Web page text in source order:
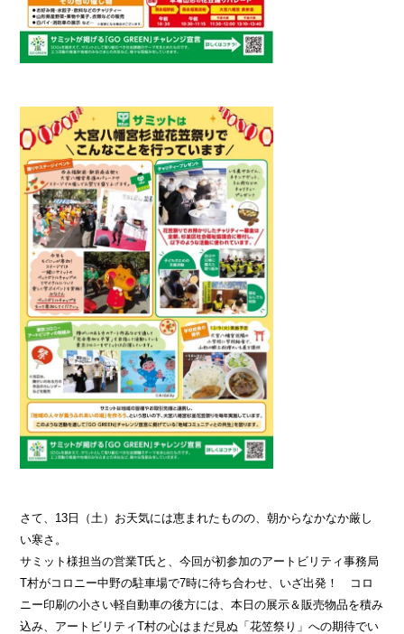
さて、13日（土）お天気には恵まれたものの、朝からなかなか厳し
い寒さ。
サミット様担当の営業T氏と、今回が初参加のアートビリティ事務局
T村がコロニー中野の駐車場で7時に待ち合わせ、いざ出発！ コロ
ニー印刷の小さい軽自動車の後方には、本日の展示＆販売物品を積み
込み、アートビリティT村の心はまだ見ぬ「花笠祭り」への期待でい